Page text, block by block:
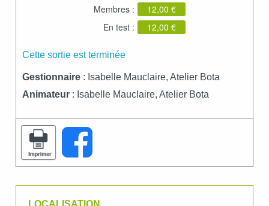
Membres :
12,00 €
En test :
12,00 €
Cette sortie est terminée
Gestionnaire : Isabelle Mauclaire, Atelier Bota
Animateur : Isabelle Mauclaire, Atelier Bota
LOCALISATION